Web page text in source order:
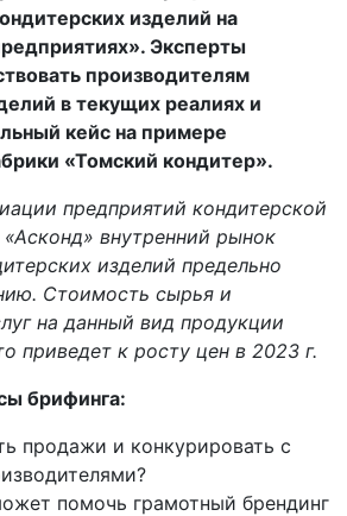
изделий на
Эксперты
производителям
в текущих реалиях и
кейс на примере
«Томский кондитер».
предприятий кондитерской
внутренний рынок
изделий предельно
Стоимость сырья и
на данный вид продукции
приведет к росту цен в 2023 г.
брифинга:
продажи и конкурировать с
помочь грамотный брендинг